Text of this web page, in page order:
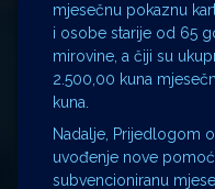
mjesečnu pokaznu
i osobe starije od 65
mirovine, a čiji su
2.500,00 kuna
kuna.
Nadalje, Prijedlogom
uvođenje nove
subvencioniranu